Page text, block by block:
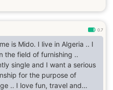
0.7
is Mido. I live in Algeria .. I
the field of furnishing ..
single and I want a serious
for the purpose of
.. I love fun, travel and